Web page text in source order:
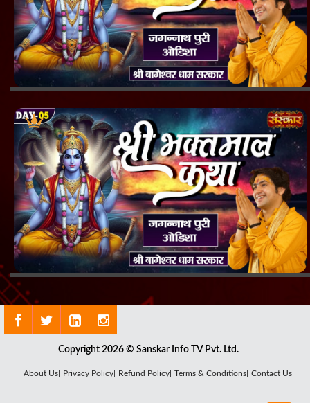
Copyright 2026 © Sanskar Info TV Pvt. Ltd.
About Us| Privacy Policy| Refund Policy| Terms & Conditions| Contact Us